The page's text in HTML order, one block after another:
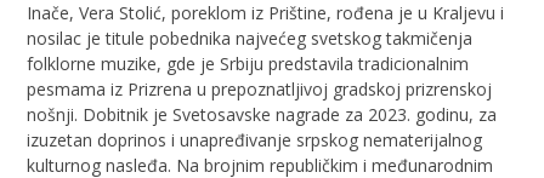
Inače, Vera Stolić, poreklom iz Prištine, rođena je u Kraljevu i
nosilac je titule pobednika najvećeg svetskog takmičenja
folklorne muzike, gde je Srbiju predstavila tradicionalnim
pesmama iz Prizrena u prepoznatljivoj gradskoj prizrenskoj
nošnji. Dobitnik je Svetosavske nagrade za 2023. godinu, za
izuzetan doprinos i unapređivanje srpskog nematerijalnog
kulturnog nasleđa. Na brojnim republičkim i međunarodnim